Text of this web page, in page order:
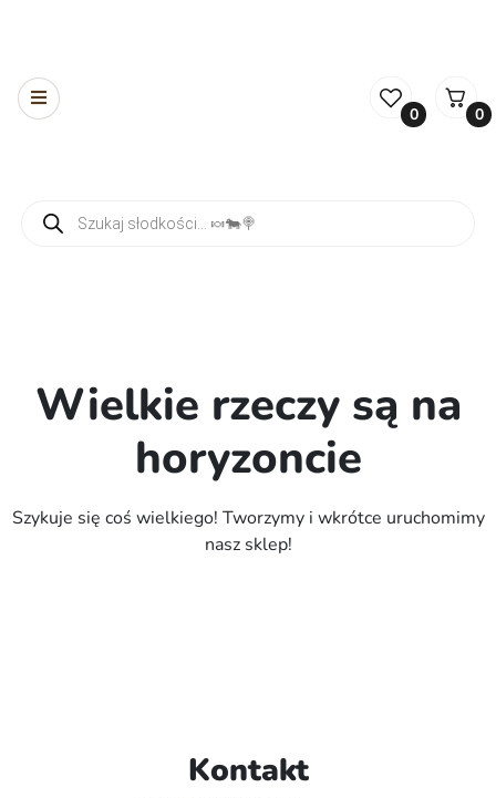
0 0
Wielkie rzeczy są na
horyzoncie
Szykuje się coś wielkiego! Tworzymy i wkrótce uruchomimy
nasz sklep!
Kontakt